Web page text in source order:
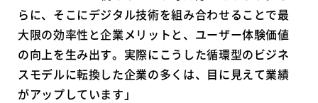
らに、そこにデジタル技術を組み合わせることで最
大限の効率性と企業メリットと、ユーザー体験価値
の向上を生み出す。実際にこうした循環型のビジネ
スモデルに転換した企業の多くは、目に見えて業績
がアップしています」